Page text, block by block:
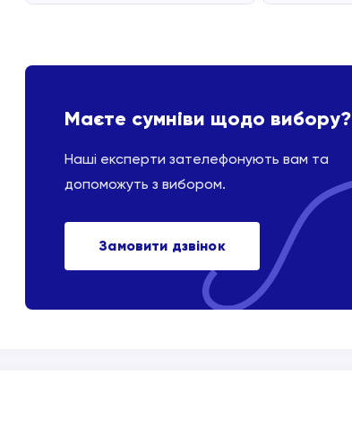
Маєте сумніви щодо вибору?
Наші експерти зателефонують вам та
допоможуть з вибором.
Замовити дзвінок